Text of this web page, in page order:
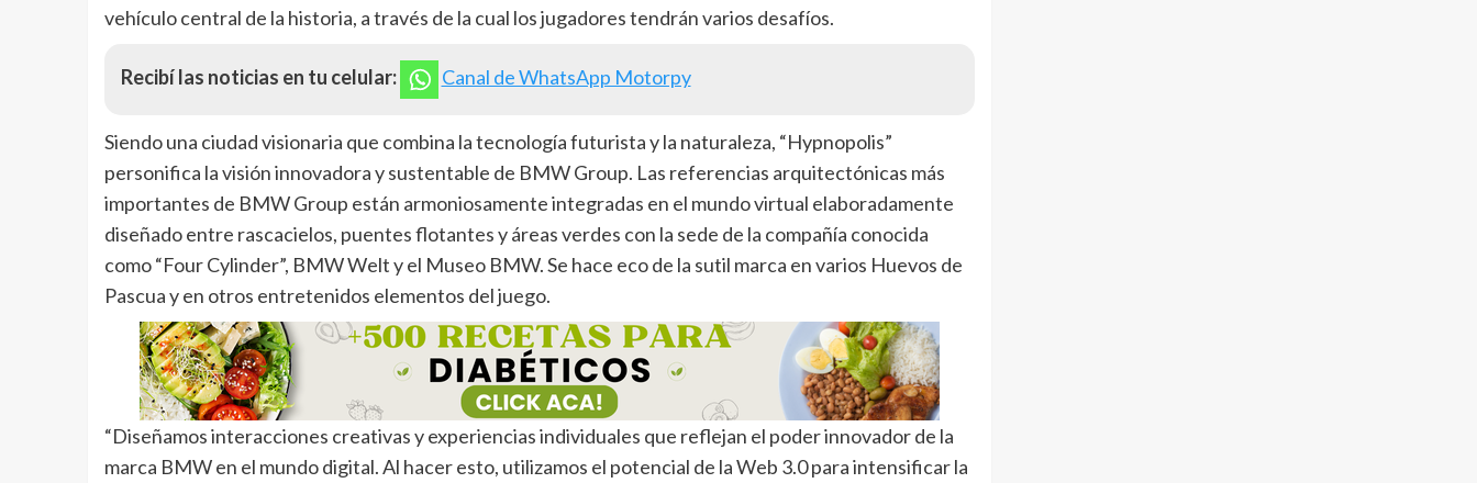
vehículo central de la historia, a través de la cual los jugadores tendrán varios desafíos.
Recibí las noticias en tu celular: Canal de WhatsApp Motorpy
Siendo una ciudad visionaria que combina la tecnología futurista y la naturaleza, “Hypnopolis”
personifica la visión innovadora y sustentable de BMW Group. Las referencias arquitectónicas más
importantes de BMW Group están armoniosamente integradas en el mundo virtual elaboradamente
diseñado entre rascacielos, puentes flotantes y áreas verdes con la sede de la compañía conocida
como “Four Cylinder”, BMW Welt y el Museo BMW. Se hace eco de la sutil marca en varios Huevos de
Pascua y en otros entretenidos elementos del juego.
“Diseñamos interacciones creativas y experiencias individuales que reflejan el poder innovador de la
marca BMW en el mundo digital. Al hacer esto, utilizamos el potencial de la Web 3.0 para intensificar la